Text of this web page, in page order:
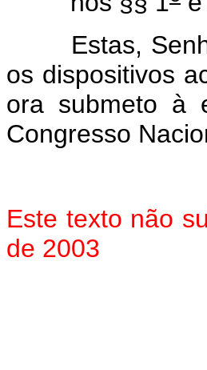
Estas, Senhor
os dispositivos
ora submeto à
Congresso
Este texto não
de 2003